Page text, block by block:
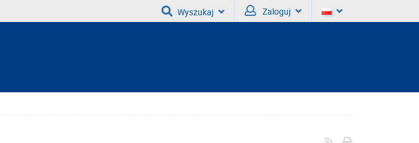
Wyszukaj Zaloguj